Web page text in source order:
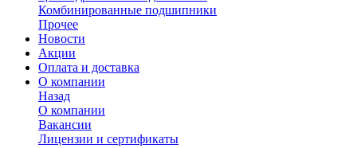
Комбинированные подшипники
Прочее
Новости
Акции
Оплата и доставка
О компании
Назад
О компании
Вакансии
Лицензии и сертификаты